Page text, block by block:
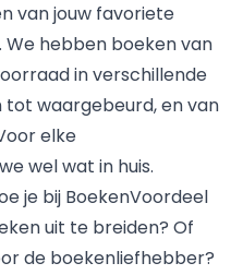
van jouw favoriete
We hebben boeken van
in verschillende
tot waargebeurd, en van
elke
wel wat in huis.
je bij BoekenVoordeel
uit te breiden? Of
de boekenliefhebber?